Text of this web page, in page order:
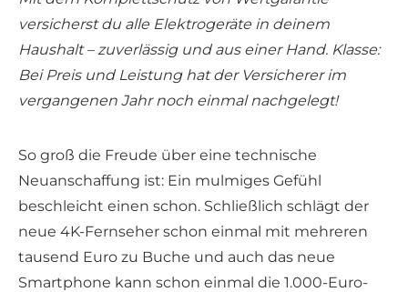
versicherst du alle Elektrogeräte in deinem
Haushalt – zuverlässig und aus einer Hand. Klasse:
Bei Preis und Leistung hat der Versicherer im
vergangenen Jahr noch einmal nachgelegt!
So groß die Freude über eine technische
Neuanschaffung ist: Ein mulmiges Gefühl
beschleicht einen schon. Schließlich schlägt der
neue 4K-Fernseher schon einmal mit mehreren
tausend Euro zu Buche und auch das neue
Smartphone kann schon einmal die 1.000-Euro-